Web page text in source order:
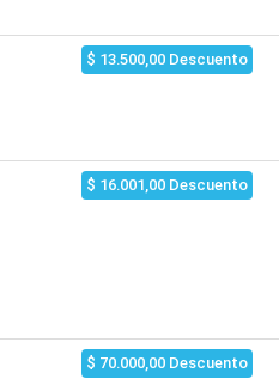
$ 13.500,00 Descuento
$ 16.001,00 Descuento
$ 70.000,00 Descuento